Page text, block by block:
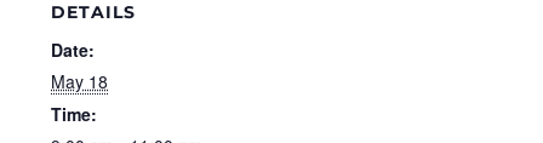
DETAILS
Date:
May 18
Time: